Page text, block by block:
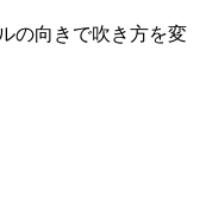
の向きで吹き方を変